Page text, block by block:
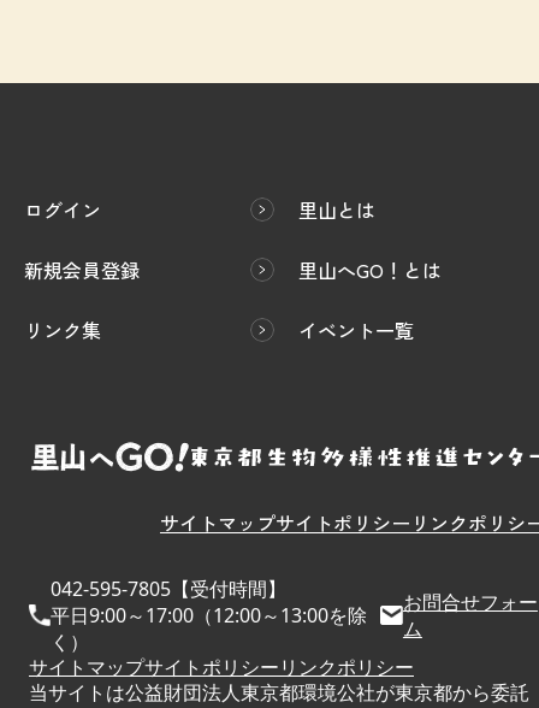
ログイン
新規会員登録
リンク集
里山とは
里山へGO！とは
イベント一覧
サイトマップサイトポリシー リンクポリシ
042-595-7805【受付時間】
平日9:00～17:00（12:00～13:00を除
く）
お問合せフォー
ム
サイトマップサイトポリシーリンクポリシー
当サイトは公益財団法人東京都環境公社が東京都から委託